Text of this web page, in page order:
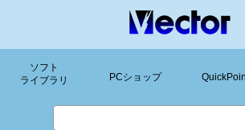
ソフト
ライブラリ
PCショップ